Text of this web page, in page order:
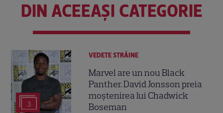
DIN ACEEAȘI CATEGORIE
3
VEDETE STRĂINE
Marvel are un nou Black
Panther. David Jonsson preia
moștenirea lui Chadwick
Boseman